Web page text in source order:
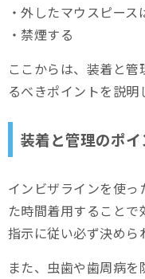
・外したマウスピー
・禁煙する
ここからは、装着と
るべきポイントを説明
装着と管理のポイ
インビザラインを使
た時間着用すること
指示に従い必ず決めら
また、虫歯や歯周病